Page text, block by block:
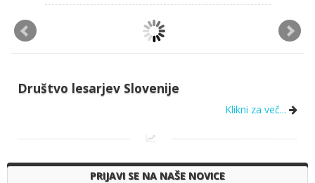
Društvo lesarjev Slovenije
Klikni za več...
PRIJAVI SE NA NAŠE NOVICE